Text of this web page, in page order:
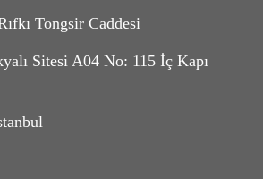
Tongsir Caddesi
Sitesi A04 No: 115 İç Kapı